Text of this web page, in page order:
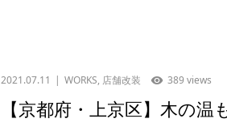
2021.07.11 WORKS, 店舗改装 389 views
【京都府・上京区】木の